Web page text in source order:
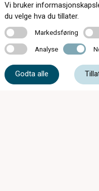
Kontakt
Vi bruker
du velge hva du tillater.
MarkedsføringMarkedsføring
Analyse Analyse Nødvendig
Godta alle